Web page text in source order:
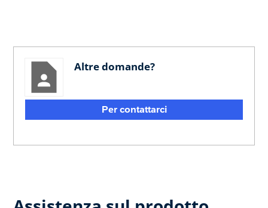
Altre domande?
Per contattarci